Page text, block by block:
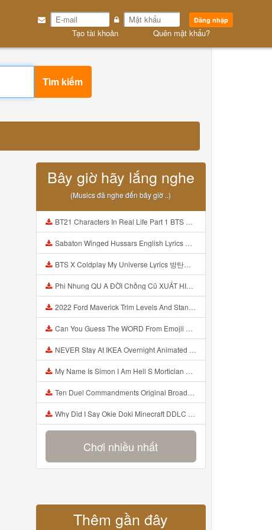
Đăng nhập
Tạo tài khoản Quên mật khẩu?
Tìm kiếm
Bây giờ hãy lắng nghe
(Musics đã nghe đến bây giờ ..)
BT21 Characters In Real Life Part 1 BTS AND BT21 방탄소년단 BT21 BT21아가들은 아빠조아 따라쟁이들 BTS Vs BT21 Mp3
Sabaton Winged Hussars English Lyrics Mp3
BTS X Coldplay My Universe Lyrics 방탄소년단 콜드플레이 My Universe 가사 Color Coded Lyrics Han Rom Eng Mp3
Phi Nhung QU A ĐỜI Chồng Cũ XUẤT HIỆN Khóc Hối Hận Vì Làm Điều KHỦNG KHIẾP Với Cô Mp3
2022 Ford Maverick Trim Levels And Standard Features Explained Mp3
Can You Guess The WORD From Emojii COMPOUND WORD EMOJII CHALLENGE 90 PEOPLE FAIL Guess Mp3
NEVER Stay At IKEA Overnight Animated SCP 3008 Horror Story Mp3
My Name Is Simon I Am Hell S Mortician And I Am Going To Kill God Creepypasta Mp3
Ten Duel Commandments Original Broadway Cast Of Hamilton Lyrics Mp3
Why Did I Say Okie Doki Minecraft DDLC Animated Music Video Song By The Stupendium Mp3
Chơi nhiều nhất
Thêm gần đây